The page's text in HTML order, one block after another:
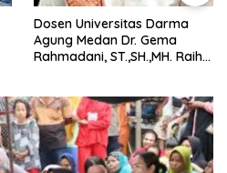
Dosen Universitas Darma
Agung Medan Dr. Gema
Rahmadani, ST.,SH.,MH. Raih